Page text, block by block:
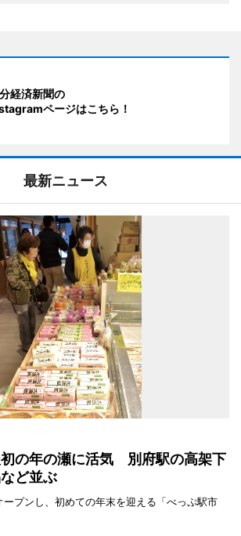
経済新聞の
ページはこちら！
最新ニュース
初の年の瀬に活気 別府駅の高架下
ど並ぶ
プンし、初めての年末を迎える「べっぷ駅市